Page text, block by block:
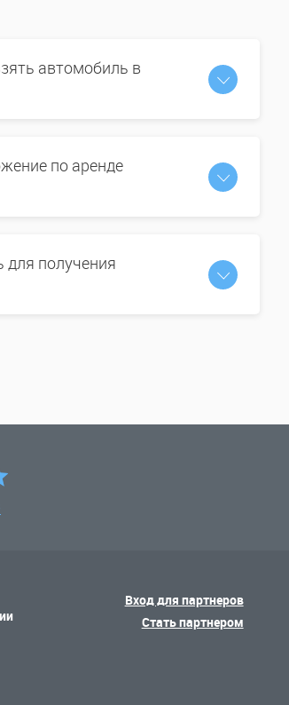
автомобиль в
по аренде
получения
Вход для партнеров
Стать партнером